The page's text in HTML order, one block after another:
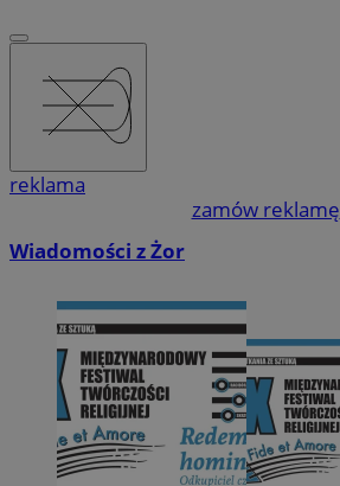
reklama
zamów reklamę
Wiadomości z Żor